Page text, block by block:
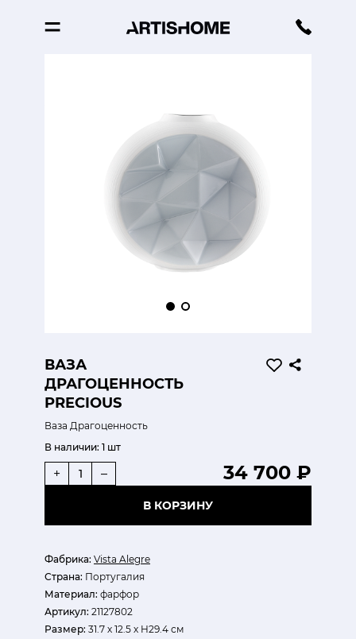
ВАЗА
ДРАГОЦЕННОСТЬ
PRECIOUS
Ваза Драгоценность
Фабрика: Vista Alegre
Страна: Португалия
Материал: фарфор
Артикул: 21127802
Размер: 31.7 х 12.5 х H29.4 см
В наличии: 1 шт
34 700 ₽
+ –
В КОРЗИНУ